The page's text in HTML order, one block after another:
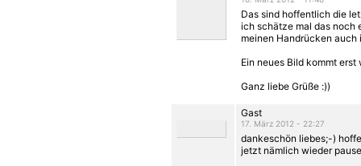
Das sind hoffentlich die
ich schätze mal das noch
meinen Handrücken auch
Ein neues Bild kommt
Ganz liebe Grüße :))
Gast
17. März 2012 - 22:27
dankeschön liebes;-)
jetzt nämlich wieder